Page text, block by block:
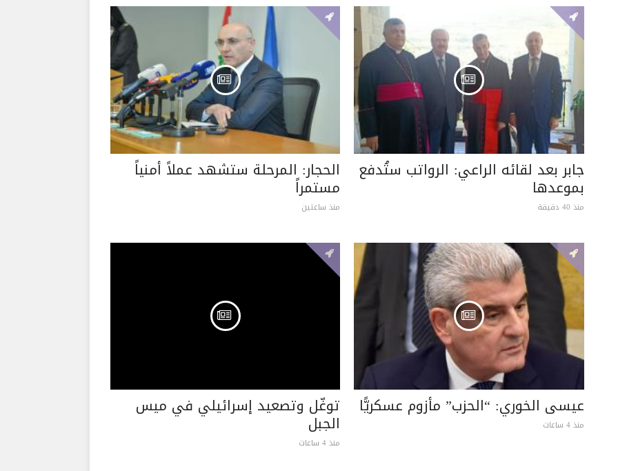
جابر بعد لقائه الراعي: الرواتب ستُدفع
بموعدها
منذ 40 دقيقة
الحجار: المرحلة ستشهد عملاً أمنياً
مستمراً
منذ ساعتين
عيسى الخوري: “الحزب” مأزوم عسكريًّا
منذ 4 ساعات
توغّل وتصعيد إسرائيلي في ميس
الجبل
منذ 4 ساعات